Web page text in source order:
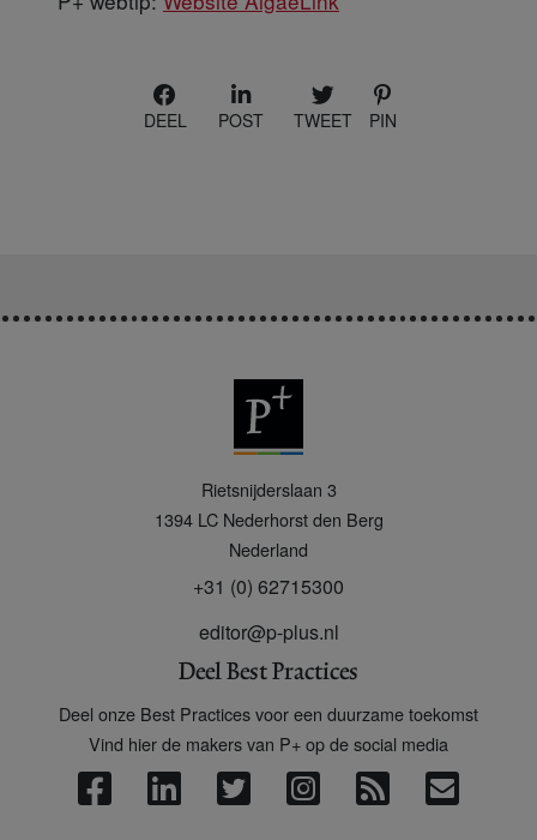
DEEL POST TWEET PIN
Rietsnijderslaan 3
1394 LC Nederhorst den Berg
Nederland
+31 (0) 62715300
editor@p-plus.nl
Deel Best Practices
Deel onze Best Practices voor een duurzame toekomst
Vind hier de makers van P+ op de social media